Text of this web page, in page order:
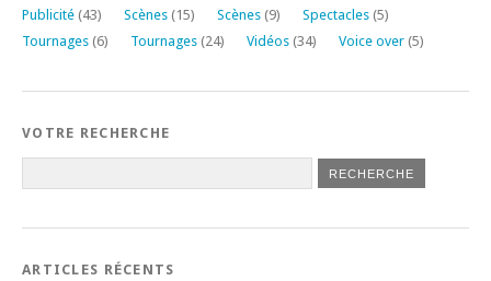
Publicité (43) Scènes (15) Scènes (9) Spectacles (5)
Tournages (6) Tournages (24) Vidéos (34) Voice over (5)
VOTRE RECHERCHE
ARTICLES RÉCENTS